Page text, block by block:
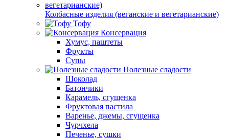
Колбасные изделия (веганские и вегетарианские)
Тофу
Консервация
Хумус, паштеты
Фрукты
Супы
Полезные сладости
Шоколад
Батончики
Карамель, сгущенка
Фруктовая пастила
Варенье, джемы, сгущенка
Чурчхела
Печенье, сушки